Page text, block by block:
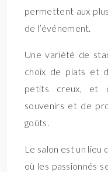
permettent aux
de l’événement.
Une variété de
choix de plats et
petits creux, et
souvenirs et de
goûts.
Le salon est un lieu
où les passionnés